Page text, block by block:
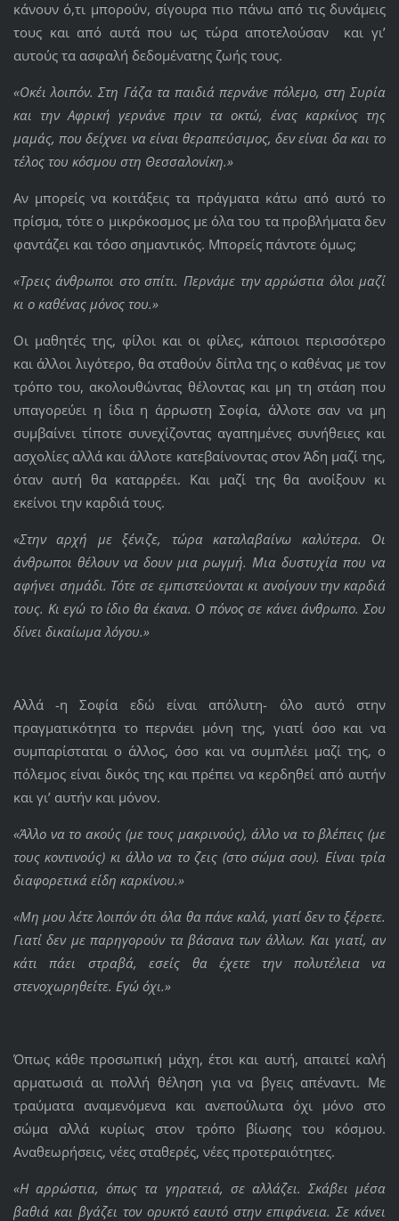
κάνουν ό,τι μπορούν, σίγουρα πιο πάνω από τις δυνάμεις
τους και από αυτά που ως τώρα αποτελούσαν και γι’
αυτούς τα ασφαλή δεδομένατης ζωής τους.
«Οκέι λοιπόν. Στη Γάζα τα παιδιά περνάνε πόλεμο, στη Συρία
και την Αφρική γερνάνε πριν τα οκτώ, ένας καρκίνος της
μαμάς, που δείχνει να είναι θεραπεύσιμος, δεν είναι δα και το
τέλος του κόσμου στη Θεσσαλονίκη.»
Αν μπορείς να κοιτάξεις τα πράγματα κάτω από αυτό το
πρίσμα, τότε ο μικρόκοσμος με όλα του τα προβλήματα δεν
φαντάζει και τόσο σημαντικός. Μπορείς πάντοτε όμως;
«Τρεις άνθρωποι στο σπίτι. Περνάμε την αρρώστια όλοι μαζί
κι ο καθένας μόνος του.»
Οι μαθητές της, φίλοι και οι φίλες, κάποιοι περισσότερο
και άλλοι λιγότερο, θα σταθούν δίπλα της ο καθένας με τον
τρόπο του, ακολουθώντας θέλοντας και μη τη στάση που
υπαγορεύει η ίδια η άρρωστη Σοφία, άλλοτε σαν να μη
συμβαίνει τίποτε συνεχίζοντας αγαπημένες συνήθειες και
ασχολίες αλλά και άλλοτε κατεβαίνοντας στον Άδη μαζί της,
όταν αυτή θα καταρρέει. Και μαζί της θα ανοίξουν κι
εκείνοι την καρδιά τους.
«Στην αρχή με ξένιζε, τώρα καταλαβαίνω καλύτερα. Οι
άνθρωποι θέλουν να δουν μια ρωγμή. Μια δυστυχία που να
αφήνει σημάδι. Τότε σε εμπιστεύονται κι ανοίγουν την καρδιά
τους. Κι εγώ το ίδιο θα έκανα. Ο πόνος σε κάνει άνθρωπο. Σου
δίνει δικαίωμα λόγου.»
Αλλά -η Σοφία εδώ είναι απόλυτη- όλο αυτό στην
πραγματικότητα το περνάει μόνη της, γιατί όσο και να
συμπαρίσταται ο άλλος, όσο και να συμπλέει μαζί της, ο
πόλεμος είναι δικός της και πρέπει να κερδηθεί από αυτήν
και γι’ αυτήν και μόνον.
«Άλλο να το ακούς (με τους μακρινούς), άλλο να το βλέπεις (με
τους κοντινούς) κι άλλο να το ζεις (στο σώμα σου). Είναι τρία
διαφορετικά είδη καρκίνου.»
«Μη μου λέτε λοιπόν ότι όλα θα πάνε καλά, γιατί δεν το ξέρετε.
Γιατί δεν με παρηγορούν τα βάσανα των άλλων. Και γιατί, αν
κάτι πάει στραβά, εσείς θα έχετε την πολυτέλεια να
στενοχωρηθείτε. Εγώ όχι.»
Όπως κάθε προσωπική μάχη, έτσι και αυτή, απαιτεί καλή
αρματωσιά αι πολλή θέληση για να βγεις απέναντι. Με
τραύματα αναμενόμενα και ανεπούλωτα όχι μόνο στο
σώμα αλλά κυρίως στον τρόπο βίωσης του κόσμου.
Αναθεωρήσεις, νέες σταθερές, νέες προτεραιότητες.
«Η αρρώστια, όπως τα γηρατειά, σε αλλάζει. Σκάβει μέσα
βαθιά και βγάζει τον ορυκτό εαυτό στην επιφάνεια. Σε κάνει